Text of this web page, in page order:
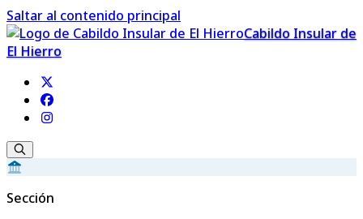
Saltar al contenido principal
Cabildo Insular de
El Hierro
Sección